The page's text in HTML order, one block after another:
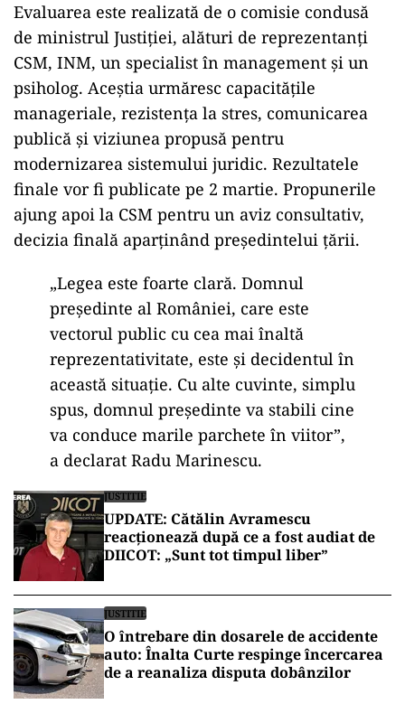
Evaluarea este realizată de o comisie condusă
de ministrul Justiției, alături de reprezentanți
CSM, INM, un specialist în management și un
psiholog. Aceștia urmăresc capacitățile
manageriale, rezistența la stres, comunicarea
publică și viziunea propusă pentru
modernizarea sistemului juridic. Rezultatele
finale vor fi publicate pe 2 martie. Propunerile
ajung apoi la CSM pentru un aviz consultativ,
decizia finală aparținând președintelui țării.
„Legea este foarte clară. Domnul
președinte al României, care este
vectorul public cu cea mai înaltă
reprezentativitate, este și decidentul în
această situație. Cu alte cuvinte, simplu
spus, domnul președinte va stabili cine
va conduce marile parchete în viitor”,
a declarat Radu Marinescu.
JUSTITIE
UPDATE: Cătălin Avramescu
reacționează după ce a fost audiat de
DIICOT: „Sunt tot timpul liber”
JUSTITIE
O întrebare din dosarele de accidente
auto: Înalta Curte respinge încercarea
de a reanaliza disputa dobânzilor